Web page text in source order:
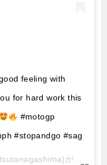
feeling with
for hard work this
#motogp
#stopandgo #sag
がシェアした投稿 –